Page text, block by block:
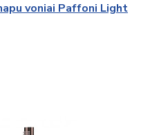
voniai Paffoni Light